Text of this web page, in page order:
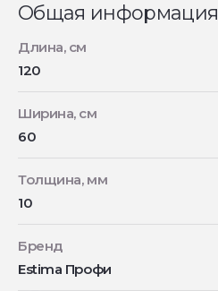
Общая информация
Длина, см
120
Ширина, см
60
Толщина, мм
10
Бренд
Estima Профи